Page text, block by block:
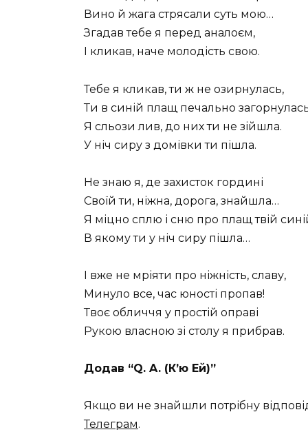
Вино й жага стрясали суть мою…
Згадав тебе я перед аналоєм,
І кликав, наче молодість свою.
Тебе я кликав, ти ж не озирнулась,
Ти в синій плащ печально
Я сльози лив, до них ти не зійшла.
У ніч сиру з домівки ти пішла.
Не знаю я, де захисток гордині
Своїй ти, ніжна, дорога, знайшла…
Я міцно сплю і сню про плащ твій
В якому ти у ніч сиру пішла…
І вже не мріяти про ніжність, славу,
Минуло все, час юності пропав!
Твоє обличчя у простій оправі
Рукою власною зі столу я прибрав.
Додав “Q. A. (К’ю Ей)”
Якщо ви не знайшли потрібну
Телеграм.